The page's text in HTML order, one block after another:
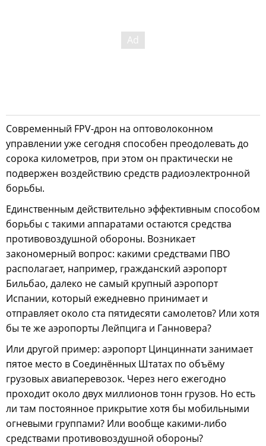
Современный FPV-дрон на оптоволоконном
управлении уже сегодня способен преодолевать до
сорока километров, при этом он практически не
подвержен воздействию средств радиоэлектронной
борьбы.
Единственным действительно эффективным способом
борьбы с такими аппаратами остаются средства
противовоздушной обороны. Возникает
закономерный вопрос: какими средствами ПВО
располагает, например, гражданский аэропорт
Бильбао, далеко не самый крупный аэропорт
Испании, который ежедневно принимает и
отправляет около ста пятидесяти самолетов? Или хотя
бы те же аэропорты Лейпцига и Ганновера?
Или другой пример: аэропорт Цинциннати занимает
пятое место в Соединённых Штатах по объёму
грузовых авиаперевозок. Через него ежегодно
проходит около двух миллионов тонн грузов. Но есть
ли там постоянное прикрытие хотя бы мобильными
огневыми группами? Или вообще какими-либо
средствами противовоздушной обороны?